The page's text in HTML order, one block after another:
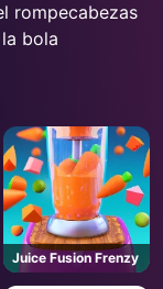
rompecabezas
bola
Juice Fusion Frenzy